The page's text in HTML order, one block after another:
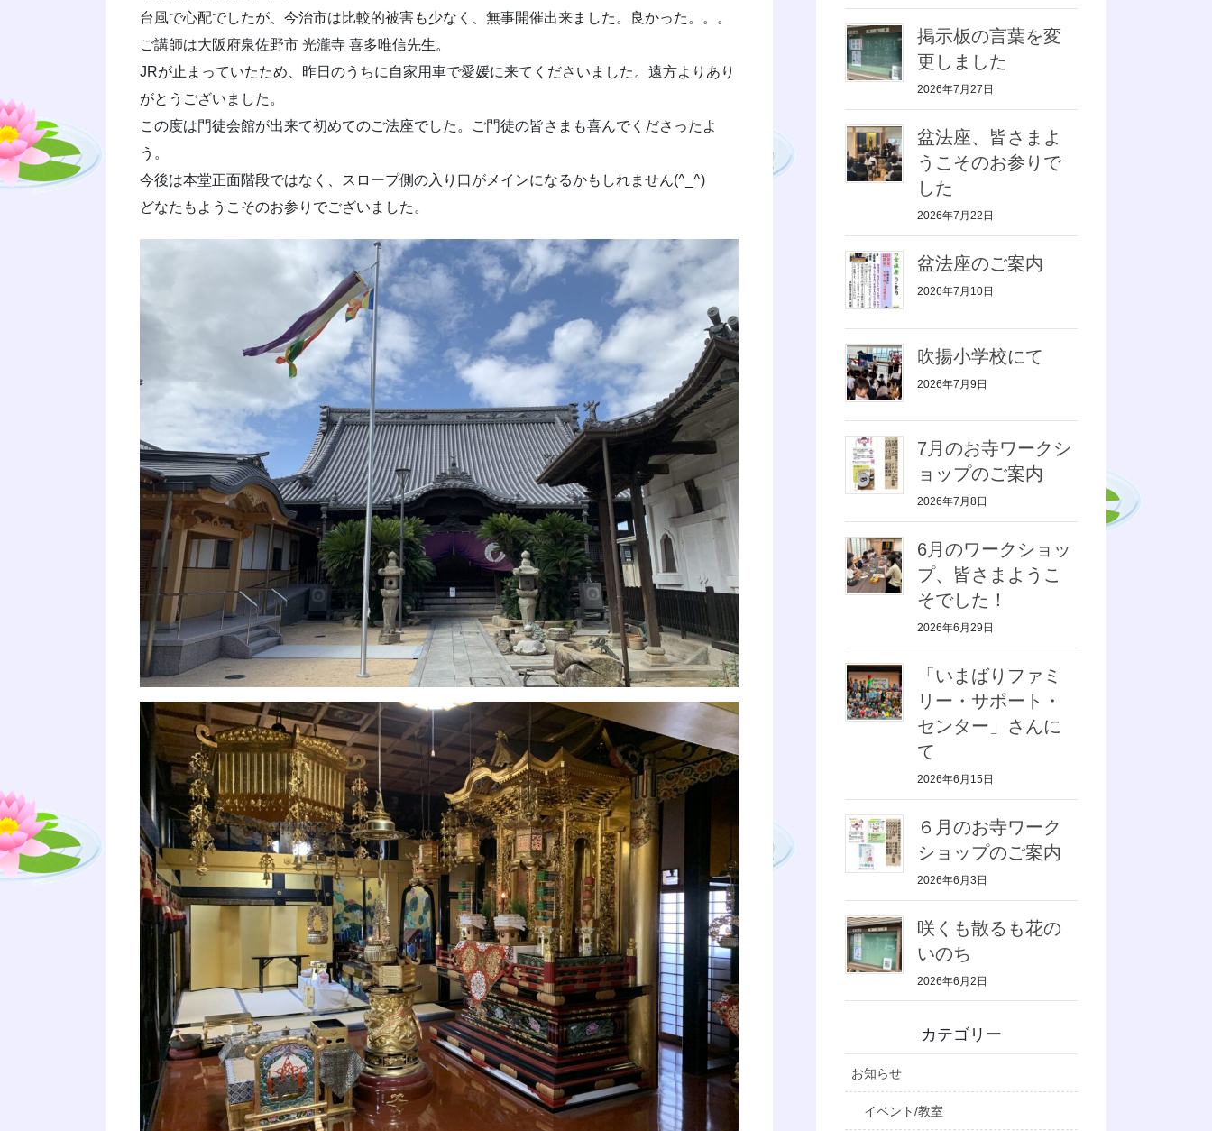
台風で心配でしたが、今治市は比較的被害も少なく、無事開催出来ました。良かった。。。
ご講師は大阪府泉佐野市 光瀧寺 喜多唯信先生。
JRが止まっていたため、昨日のうちに自家用車で愛媛に来てくださいました。遠方よりあり
がとうございました。
この度は門徒会館が出来て初めてのご法座でした。ご門徒の皆さまも喜んでくださったよ
う。
今後は本堂正面階段ではなく、スロープ側の入り口がメインになるかもしれません(^_^)
どなたもようこそのお参りでございました。
掲示板の言葉を変
更しました
2026年7月27日
盆法座、皆さまよ
うこそのお参りで
した
2026年7月22日
盆法座のご案内
2026年7月10日
吹揚小学校にて
2026年7月9日
7月のお寺ワークシ
ョップのご案内
2026年7月8日
6月のワークショッ
プ、皆さまようこ
そでした！
2026年6月29日
「いまばりファミ
リー・サポート・
センター」さんに
て
2026年6月15日
６月のお寺ワーク
ショップのご案内
2026年6月3日
咲くも散るも花の
いのち
2026年6月2日
カテゴリー
お知らせ
イベント/教室